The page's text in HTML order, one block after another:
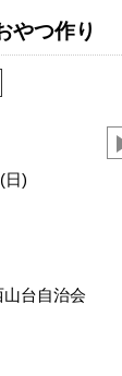
やつ作り
日)
山台自治会